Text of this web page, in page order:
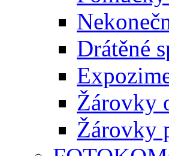
Drátěné
Žárovky
Žárovky